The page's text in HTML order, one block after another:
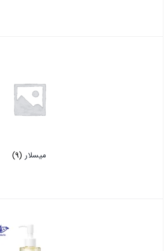
میسلار (9)